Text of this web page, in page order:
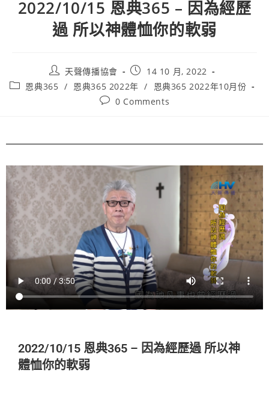
2022/10/15 恩典365 – 因為經歷
過 所以神體恤你的軟弱
天聲傳播協會
14 10 月, 2022
恩典365 / 恩典365 2022年 /
恩典365 2022年10月份
0 Comments
2022/10/15 恩典365 – 因為經歷過 所以神
體恤你的軟弱